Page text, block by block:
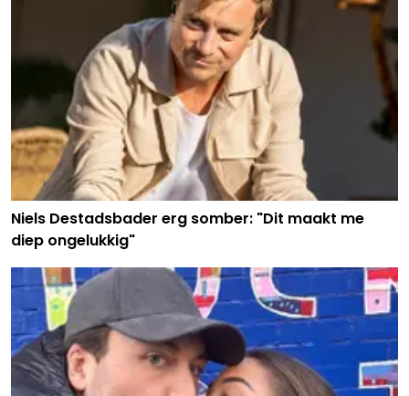
Niels Destadsbader erg somber: "Dit maakt me
diep ongelukkig"